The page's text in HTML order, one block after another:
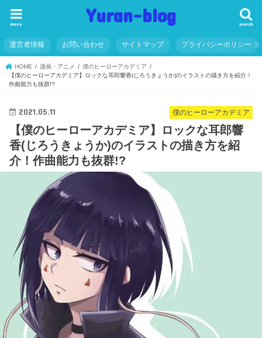
Yuran-blog search
menu
運営者情報 お問い合わせ サイトマップ プライバシーポリシー
HOME 漫画・アニメ
僕のヒーローアカデミア
【僕のヒーローアカデミア】ロックな耳郎響香(じろうきょうか)のイラストの描き方を紹介！
作曲能力も抜群!?
僕のヒーローアカデミア
2021.05.11
【僕のヒーローアカデミア】ロックな耳郎響
香(じろうきょうか)のイラストの描き方を紹
介！作曲能力も抜群!?